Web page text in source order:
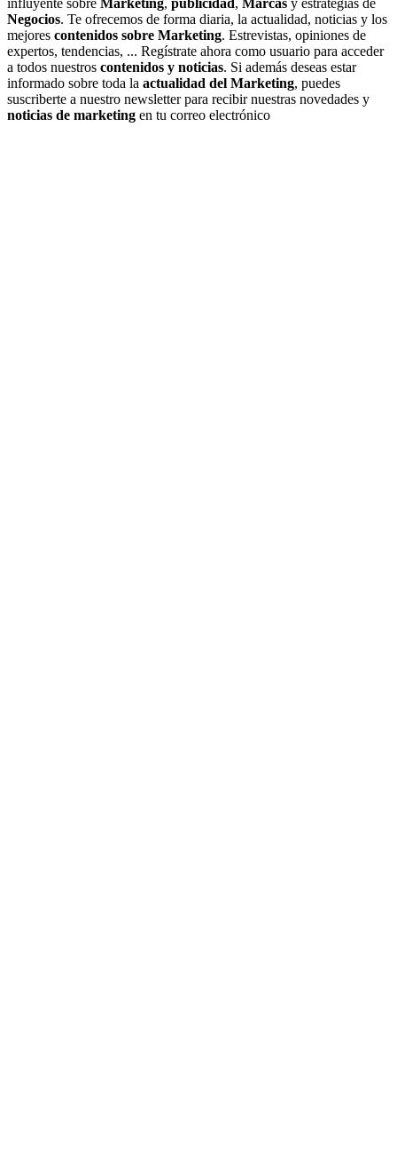
influyente sobre Marketing, publicidad , Marcas y estrategias de
Negocios. Te ofrecemos de forma diaria, la actualidad, noticias y los
mejores contenidos sobre Marketing. Estrevistas, opiniones de
expertos, tendencias, ... Regístrate ahora como usuario para acceder
a todos nuestros contenidos y noticias. Si además deseas estar
informado sobre toda la actualidad del Marketing, puedes
suscriberte a nuestro newsletter para recibir nuestras novedades y
noticias de marketing en tu correo electrónico